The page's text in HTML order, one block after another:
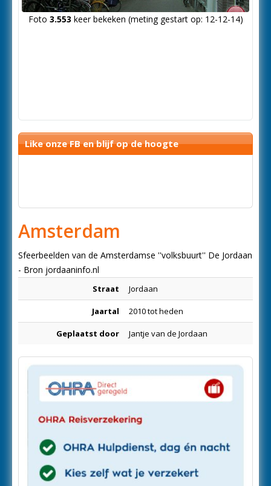
Foto 3.553 keer bekeken (meting gestart op: 12-12-14)
Like onze FB en blijf op de hoogte
Amsterdam
Sfeerbeelden van de Amsterdamse ''volksbuurt'' De Jordaan
- Bron jordaaninfo.nl
Straat Jordaan
Jaartal 2010 tot heden
Geplaatst door Jantje van de Jordaan